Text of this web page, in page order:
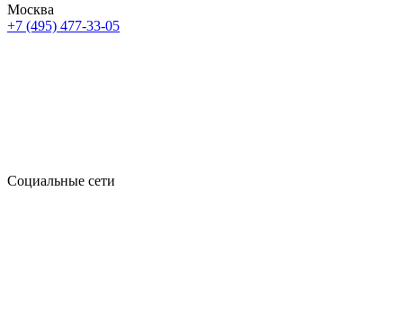
Москва
+7 (495) 477-33-05
Социальные сети